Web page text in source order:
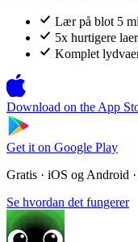
Lær på blot 5
5x hurtigere
Komplet
Download on the App
Get it on Google Play
Gratis · iOS og Android
Se hvordan det fungerer